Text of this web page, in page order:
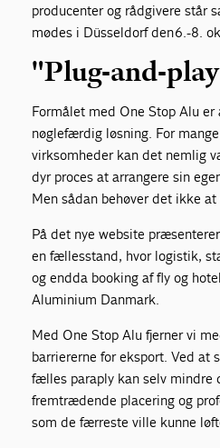
producenter og rådgivere står
mødes i Düsseldorf den 6.-8.
"Plug-and-
Formålet med One Stop Alu
nøglefærdig løsning. For
virksomheder kan det nemlig
dyr proces at arrangere sin
Men sådan behøver det ikke
På det nye website
en fællesstand, hvor logistik,
og endda booking af fly og
Aluminium Danmark.
Med One Stop Alu fjerner vi
barriererne for eksport. Ved at
fælles paraply kan selv mindre
fremtrædende placering og
som de færreste ville kunne